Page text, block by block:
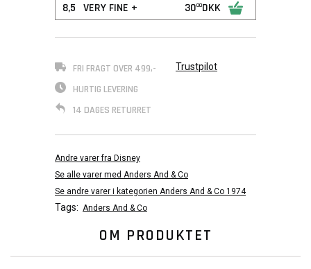
8,5 VERY FINE + 3000DKK
FRI FRAGT OVER 499,-
HURTIG LEVERING
14 DAGES RETURRET
Trustpilot
Andre varer fra Disney
Se alle varer med Anders And & Co
Se andre varer i kategorien Anders And & Co 1974
Tags: Anders And & Co
OM PRODUKTET